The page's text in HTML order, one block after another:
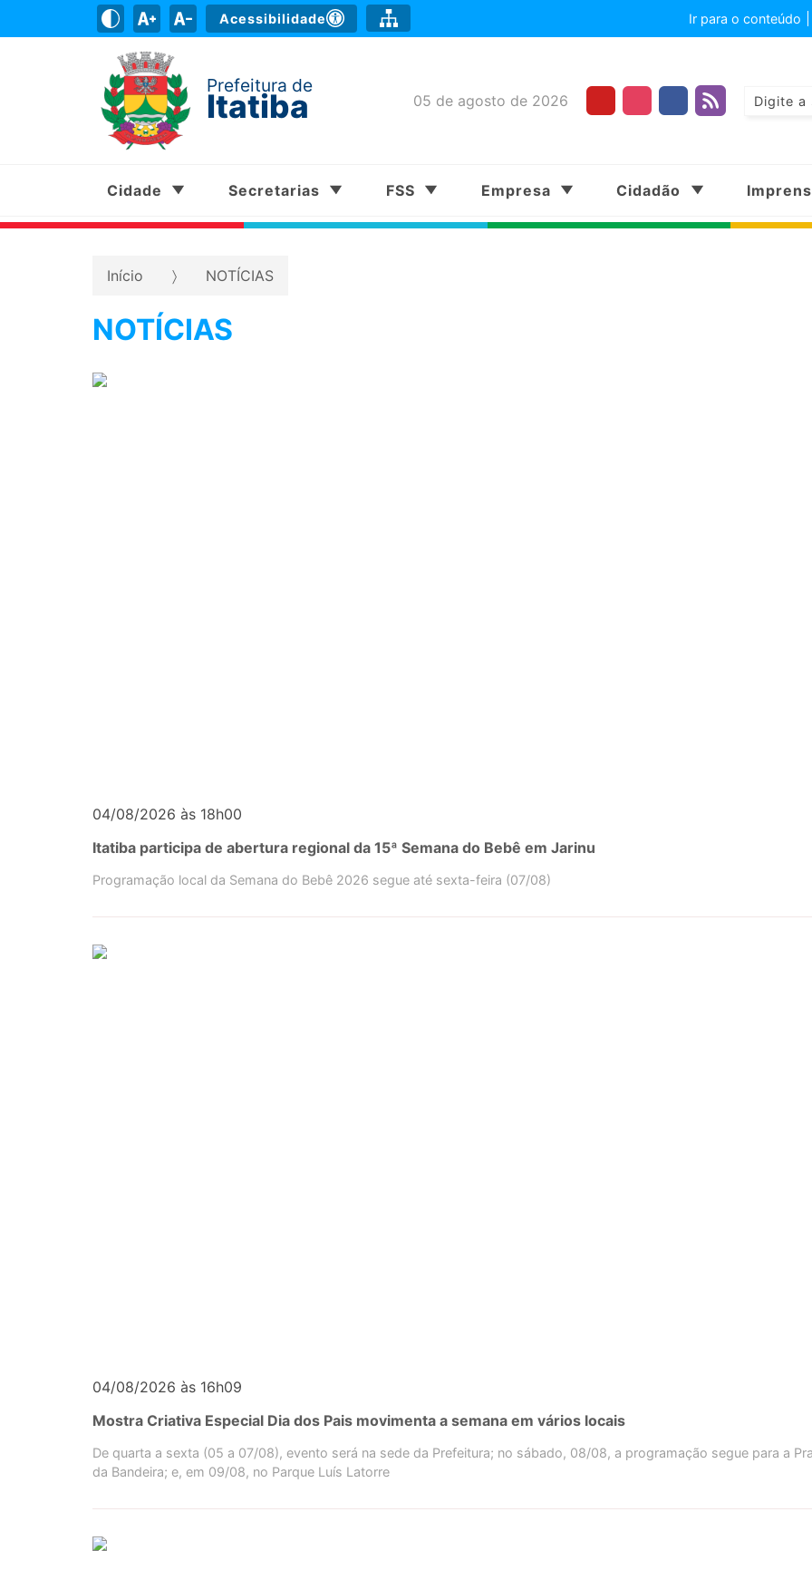
Acessibilidade Ir para o conteúdo
Prefeitura de
Itatiba 05 de agosto de 2026
Cidade Secretarias FSS Empresa Cidadão
Início NOTÍCIAS
NOTÍCIAS
04/08/2026 às 18h00
Itatiba participa de abertura regional da 15ª Semana do Bebê em Jarinu
Programação local da Semana do Bebê 2026 segue até sexta-feira (07/08)
04/08/2026 às 16h09
Mostra Criativa Especial Dia dos Pais movimenta a semana em vários locais
De quarta a sexta (05 a 07/08), evento será na sede da Prefeitura; no sábado, 08/08, a programação segue para a
da Bandeira; e, em 09/08, no Parque Luís Latorre